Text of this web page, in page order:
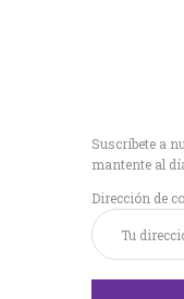
Suscríbete a
mantente al
Dirección de